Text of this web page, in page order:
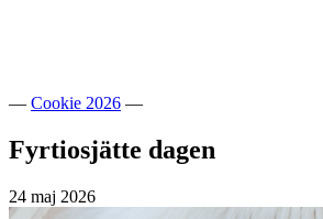
— Cookie 2026 —
Fyrtiosjätte dagen
24 maj 2026